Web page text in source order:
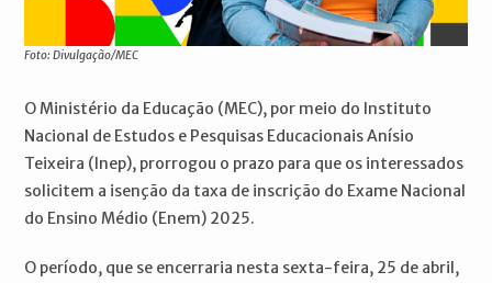
Foto: Divulgação/MEC
O Ministério da Educação (MEC), por meio do Instituto
Nacional de Estudos e Pesquisas Educacionais Anísio
Teixeira (Inep), prorrogou o prazo para que os interessados
solicitem a isenção da taxa de inscrição do Exame Nacional
do Ensino Médio (Enem) 2025.
O período, que se encerraria nesta sexta-feira, 25 de abril,